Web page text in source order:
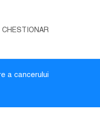
CHESTIONAR
a cancerului